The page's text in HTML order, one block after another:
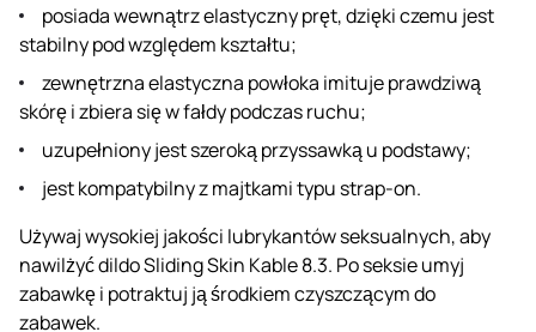
posiada wewnątrz elastyczny pręt, dzięki czemu jest
stabilny pod względem kształtu;
zewnętrzna elastyczna powłoka imituje prawdziwą
skórę i zbiera się w fałdy podczas ruchu;
uzupełniony jest szeroką przyssawką u podstawy;
jest kompatybilny z majtkami typu strap-on.
Używaj wysokiej jakości lubrykantów seksualnych, aby
nawilżyć dildo Sliding Skin Kable 8.3. Po seksie umyj
zabawkę i potraktuj ją środkiem czyszczącym do
zabawek.